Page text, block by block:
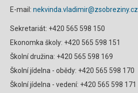
E-mail: nekvinda.vladimir@zsobreziny.cz
Sekretariát: +420 565 598 150
Ekonomka školy: +420 565 598 151
Školní družina: +420 565 598 169
Školní jídelna - obědy: +420 565 598 170
Školní jídelna - vedení: +420 565 598 171